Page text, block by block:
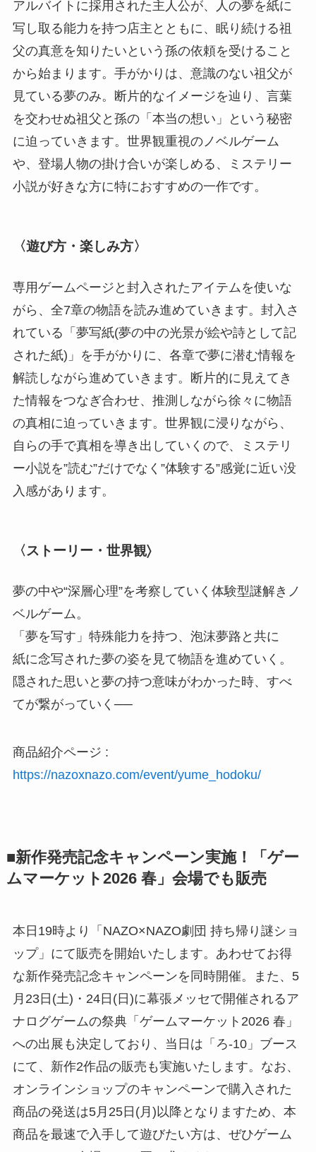
アルバイトに採⽤された主⼈公が、⼈の夢を紙に
写し取る能⼒を持つ店主とともに、眠り続ける祖
⽗の真意を知りたいという孫の依頼を受けること
から始まります。⼿がかりは、意識のない祖⽗が
⾒ている夢のみ。断⽚的なイメージを辿り、⾔葉
を交わせぬ祖⽗と孫の「本当の想い」という秘密
に迫っていきます。世界観重視のノベルゲーム
や、登場⼈物の掛け合いが楽しめる、ミステリー
⼩説が好きな⽅に特におすすめの⼀作です。
〈遊び⽅・楽しみ⽅〉
専⽤ゲームページと封⼊されたアイテムを使いな
がら、全7章の物語を読み進めていきます。封⼊さ
れている「夢写紙(夢の中の光景が絵や詩として記
された紙)」を⼿がかりに、各章で夢に潜む情報を
解読しながら進めていきます。断⽚的に⾒えてき
た情報をつなぎ合わせ、推測しながら徐々に物語
の真相に迫っていきます。世界観に浸りながら、
⾃らの⼿で真相を導き出していくので、ミステリ
ー⼩説を”読む”だけでなく”体験する”感覚に近い没
⼊感があります。
〈ストーリー・世界観〉
夢の中や“深層⼼理”を考察していく体験型謎解きノ
ベルゲーム。
「夢を写す」特殊能⼒を持つ、泡沫夢路と共に
紙に念写された夢の姿を⾒て物語を進めていく。
隠された思いと夢の持つ意味がわかった時、すべ
てが繋がっていく──
商品紹介ページ :
https://nazoxnazo.com/event/yume_hodoku/
■新作発売記念キャンペーン実施！「ゲー
ムマーケット2026 春」会場でも販売
本⽇19時より「NAZO×NAZO劇団 持ち帰り謎ショ
ップ」にて販売を開始いたします。あわせてお得
な新作発売記念キャンペーンを同時開催。また、5
⽉23⽇(⼟)・24⽇(⽇)に幕張メッセで開催されるア
ナログゲームの祭典「ゲームマーケット2026 春」
への出展も決定しており、当⽇は「ろ-10」ブース
にて、新作2作品の販売も実施いたします。なお、
オンラインショップのキャンペーンで購⼊された
商品の発送は5⽉25⽇(⽉)以降となりますため、本
商品を最速で⼊⼿して遊びたい⽅は、ぜひゲーム